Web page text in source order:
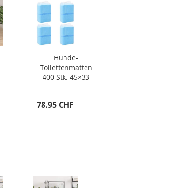
Hunde-
Toilettenmatten
400 Stk. 45×33
78.95 CHF